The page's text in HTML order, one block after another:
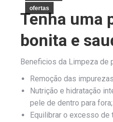
ofertas
Tenha uma
bonita e
Beneficios da Limpeza de
Remoção das
Nutrição e hidratação
pele de dentro para fora;
Equilibrar o excesso de